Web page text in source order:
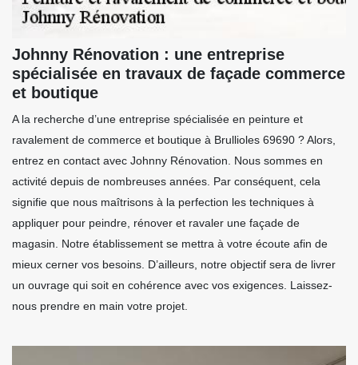
Johnny Rénovation : une entreprise
spécialisée en travaux de façade commerce
et boutique
A la recherche d’une entreprise spécialisée en peinture et
ravalement de commerce et boutique à Brullioles 69690 ? Alors,
entrez en contact avec Johnny Rénovation. Nous sommes en
activité depuis de nombreuses années. Par conséquent, cela
signifie que nous maîtrisons à la perfection les techniques à
appliquer pour peindre, rénover et ravaler une façade de
magasin. Notre établissement se mettra à votre écoute afin de
mieux cerner vos besoins. D’ailleurs, notre objectif sera de livrer
un ouvrage qui soit en cohérence avec vos exigences. Laissez-
nous prendre en main votre projet.